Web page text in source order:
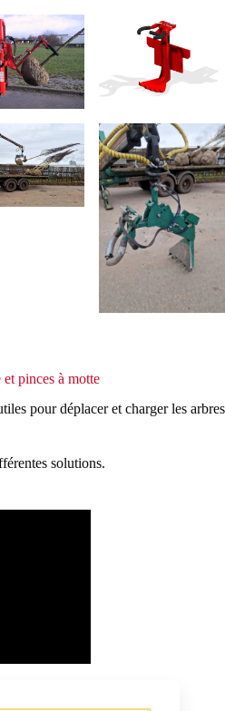
pinces à motte
pour déplacer et charger les arbres
solutions.